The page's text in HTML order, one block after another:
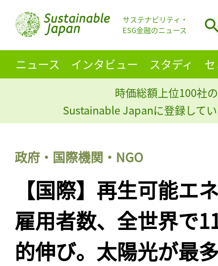
サステナビリティ・
ESG金融のニュース
ニュース インタビュー スタディ
時価総額上位100社
Sustainable Japanに登録して
政府・国際機関・NGO
【国際】再生可能エ
雇用者数、全世界で
的伸び。太陽光が最